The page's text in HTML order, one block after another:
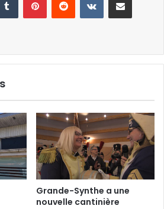
Grande-Synthe a une
nouvelle cantinière